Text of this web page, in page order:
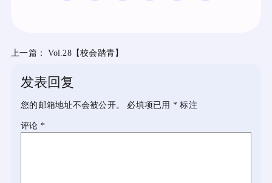
上一篇： Vol.28【校会踏青】
发表回复
您的邮箱地址不会被公开。 必填项已用 * 标注
评论 *